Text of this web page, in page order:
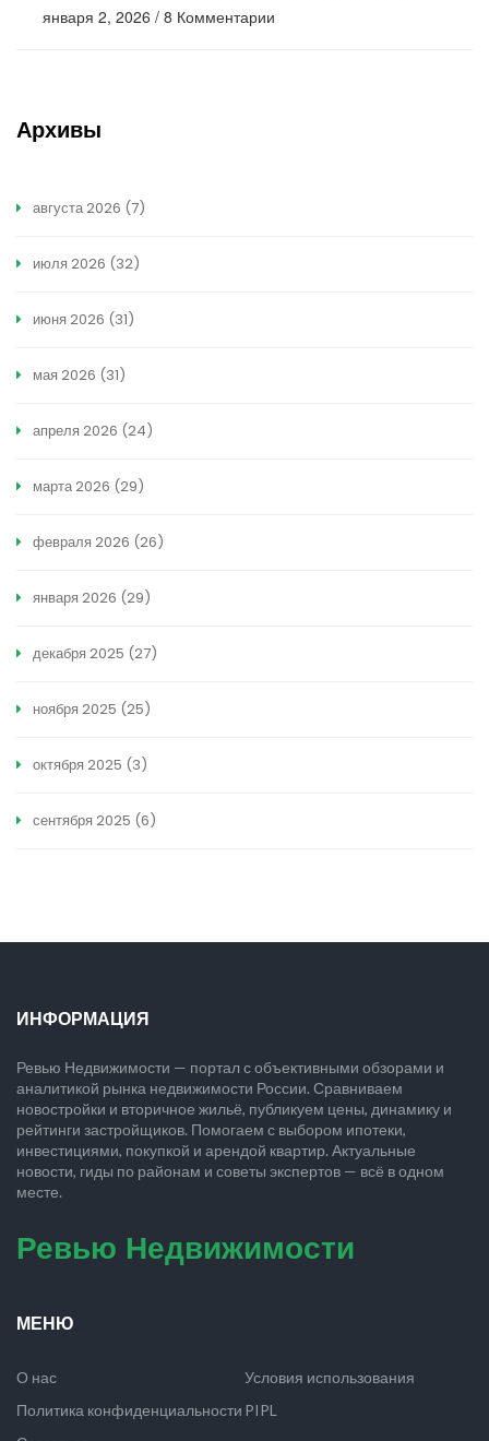
января 2, 2026 / 8 Комментарии
Архивы
августа 2026 (7)
июля 2026 (32)
июня 2026 (31)
мая 2026 (31)
апреля 2026 (24)
марта 2026 (29)
февраля 2026 (26)
января 2026 (29)
декабря 2025 (27)
ноября 2025 (25)
октября 2025 (3)
сентября 2025 (6)
ИНФОРМАЦИЯ
Ревью Недвижимости — портал с объективными обзорами и
аналитикой рынка недвижимости России. Сравниваем
новостройки и вторичное жильё, публикуем цены, динамику и
рейтинги застройщиков. Помогаем с выбором ипотеки,
инвестициями, покупкой и арендой квартир. Актуальные
новости, гиды по районам и советы экспертов — всё в одном
месте.
Ревью Недвижимости
МЕНЮ
О нас
Условия использования
Политика конфиденциальности PIPL